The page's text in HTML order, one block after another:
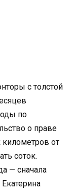
с толстой
по
о праве
от
соток.
— сначала